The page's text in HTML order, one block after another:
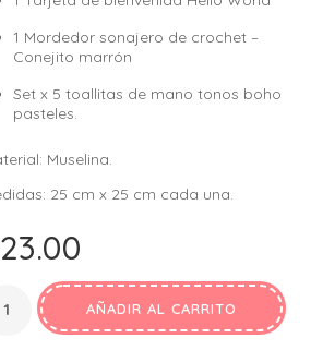
1 Mordedor sonajero de crochet –
Conejito marrón
Set x 5 toallitas de mano tonos boho
pasteles.
Muselina.
25 cm x 25 cm cada una.
23.00
AÑADIR AL CARRITO